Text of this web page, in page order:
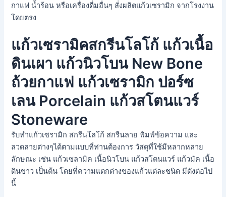
กาแฟ น้ำร้อน หรือเครื่องดื่มอื่นๆ สั่งผลิตแก้วเซรามิก จากโรงงาน
โดยตรง
แก้วเซรามิคสกรีนโลโก้ แก้วเนื้อ
ดินเผา แก้วนิวโบน New Bone
ถ้วยกาแฟ แก้วเซรามิก ปอร์ซ
เลน Porcelain แก้วสโตนแวร์
Stoneware
รับทำแก้วเซรามิก สกรีนโลโก้ สกรีนลาย พิมพ์ข้อความ และ
ลวดลายต่างๆได้ตามแบบที่ท่านต้องการ วัสดุที่ใช้มีหลากหลาย
ลักษณะ เช่น แก้วเซลามิค เนื้อนิวโบน แก้วสโตนแวร์ แก้วมัค เนื้อ
ดินขาว เป็นต้น โดยที่ความแตกต่างของแก้วแต่ละชนิด มีดังต่อไป
นี้